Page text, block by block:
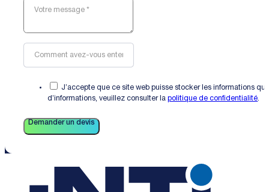
J’accepte que ce site web puisse stocker les informations
d’informations, veuillez consulter la politique de confidentialité.
Demander un devis